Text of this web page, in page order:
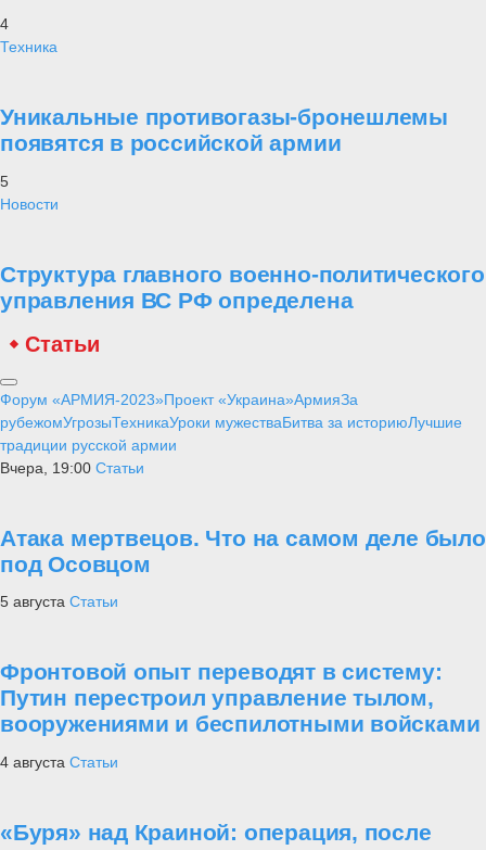
4
Техника
Уникальные противогазы-бронешлемы
появятся в российской армии
5
Новости
Структура главного военно-политического
управления ВС РФ определена
Статьи
Форум «АРМИЯ-2023»Проект «Украина»АрмияЗа
рубежомУгрозыТехникаУроки мужестваБитва за историюЛучшие
традиции русской армии
Вчера, 19:00 Статьи
Атака мертвецов. Что на самом деле было
под Осовцом
5 августа Статьи
Фронтовой опыт переводят в систему:
Путин перестроил управление тылом,
вооружениями и беспилотными войсками
4 августа Статьи
«Буря» над Краиной: операция, после